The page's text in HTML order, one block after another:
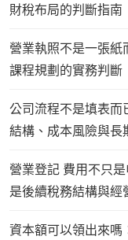
財稅布局的判斷指南
營業執照不是一張
課程規劃的實務判斷
公司流程不是填表而
結構、成本風險與長
營業登記 費用不只
是後續稅務結構與經
資本額可以領出來嗎